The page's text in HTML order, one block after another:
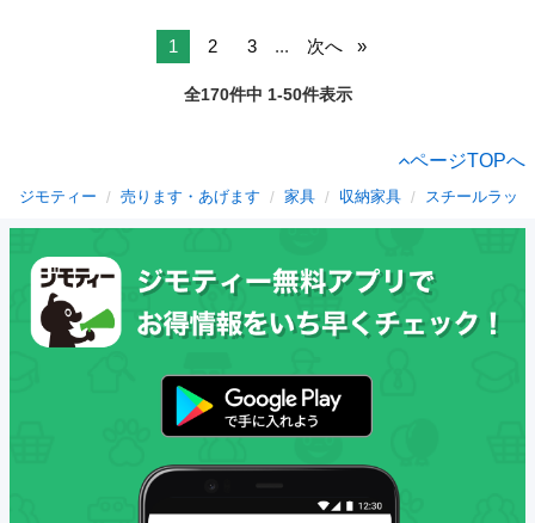
1 2 3 ... 次へ
全170件中 1-50件表示
ページTOPへ
ジモティー 売ります・あげます 家具 収納家具 スチールラック